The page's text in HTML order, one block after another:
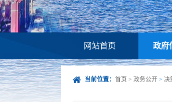
网站首页 政府
当前位置： 首页 > 政务公开 > 决